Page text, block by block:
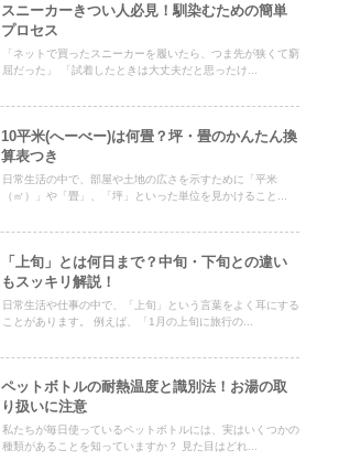
スニーカーきつい人必見！馴染むための簡単
プロセス
「ネットで買ったスニーカーを履いたら、つま先が狭くて窮
屈だった」 「試着したときは大丈夫だと思ったけ...
10平米(へーべー)は何畳？坪・畳のかんたん換
算表つき
日常生活の中で、部屋や土地の広さを示すために「平米
（㎡）」や「畳」、「坪」といった単位を見かけること...
「上旬」とは何日まで？中旬・下旬との違い
もスッキリ解説！
日常生活や仕事の中で、「上旬」という言葉をよく耳にする
ことがあります。 例えば、「1月の上旬に旅行の...
ペットボトルの耐熱温度と識別法！お湯の取
り扱いに注意
私たちが毎日使っているペットボトルには、実はいくつかの
種類があることを知っていますか？ 見た目はどれ...